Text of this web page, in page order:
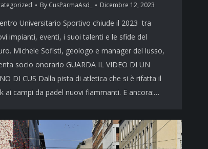
By CusParmaAsd_ Dicembre 12, 2023
Universitario Sportivo chiude il 2023 tra
impianti, eventi, i suoi talenti e le sfide del
Michele Sofisti, geologo e manager del lusso,
socio onorario GUARDA IL VIDEO DI UN
DI CUS Dalla pista di atletica che si è rifatta il
ai campi da padel nuovi fiammanti. E ancora:…